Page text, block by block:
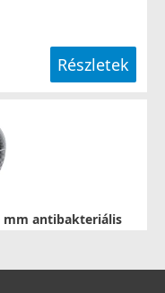
Részletek
mm antibakteriális